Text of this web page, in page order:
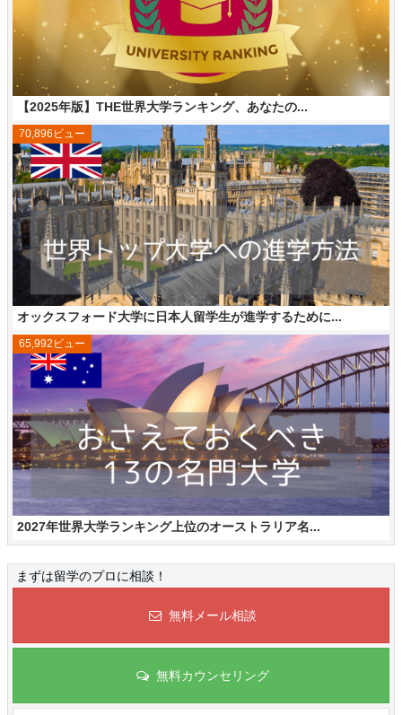
【2025年版】THE世界大学ランキング、あなたの...
オックスフォード大学に日本人留学生が進学するために...
70,896ビュー
2027年世界大学ランキング上位のオーストラリア名...
65,992ビュー
まずは留学のプロに相談！
無料メール相談
無料カウンセリング